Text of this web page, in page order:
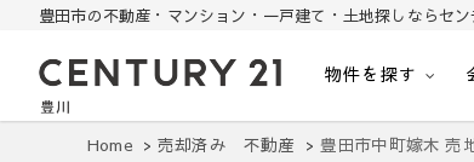
豊田市の不動産・マンション・一戸建て・土地探しならセ
豊田市の中古住宅・土地・リノベ
物件を探す
Home 売却済み 不動産 豊田市中町嫁木 売